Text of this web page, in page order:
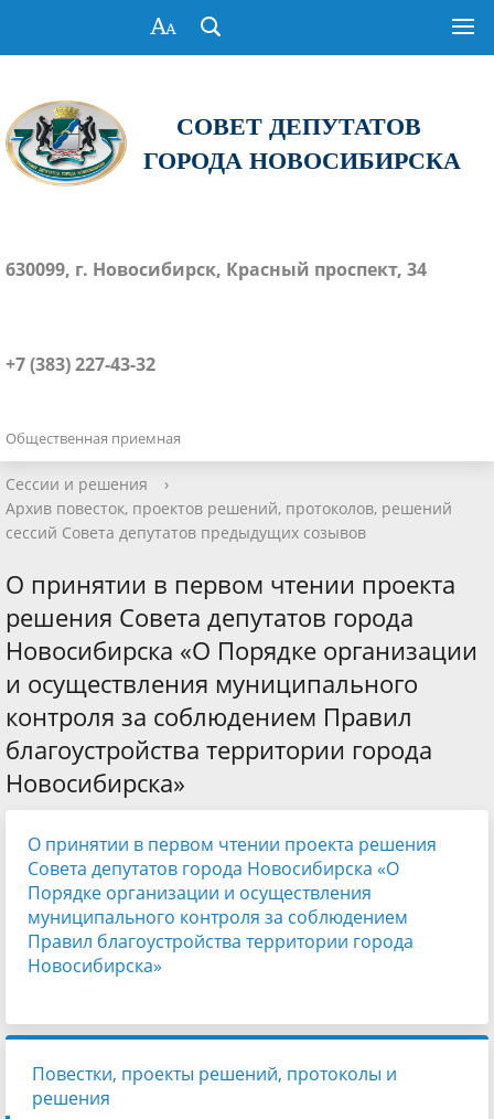
СОВЕТ ДЕПУТАТОВ
ГОРОДА НОВОСИБИРСКА
630099, г. Новосибирск, Красный проспект, 34
+7 (383) 227-43-32
Общественная приемная
Сессии и решения
›
Архив повесток, проектов решений, протоколов, решений
сессий Совета депутатов предыдущих созывов
О принятии в первом чтении проекта
решения Совета депутатов города
Новосибирска «О Порядке организации
и осуществления муниципального
контроля за соблюдением Правил
благоустройства территории города
Новосибирска»
О принятии в первом чтении проекта решения
Совета депутатов города Новосибирска «О
Порядке организации и осуществления
муниципального контроля за соблюдением
Правил благоустройства территории города
Новосибирска»
Повестки, проекты решений, протоколы и
решения